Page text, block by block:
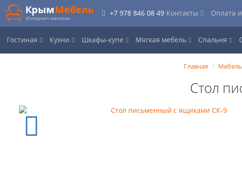
КрымМебель
Интернет-магазин
+7 978 846 08 49 Контакты Оплата
Гостиная Кухни Шкафы-купе Мягкая мебель Спальня
Главная
Стол